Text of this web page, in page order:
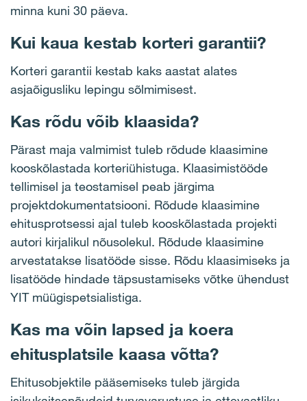
minna kuni 30 päeva.
Kui kaua kestab korteri garantii?
Korteri garantii kestab kaks aastat alates
asjaõigusliku lepingu sõlmimisest.
Kas rõdu võib klaasida?
Pärast maja valmimist tuleb rõdude klaasimine
kooskõlastada korteriühistuga. Klaasimistööde
tellimisel ja teostamisel peab järgima
projektdokumentatsiooni. Rõdude klaasimine
ehitusprotsessi ajal tuleb kooskõlastada projekti
autori kirjalikul nõusolekul. Rõdude klaasimine
arvestatakse lisatööde sisse. Rõdu klaasimiseks ja
lisatööde hindade täpsustamiseks võtke ühendust
YIT müügispetsialistiga.
Kas ma võin lapsed ja koera
ehitusplatsile kaasa võtta?
Ehitusobjektile pääsemiseks tuleb järgida